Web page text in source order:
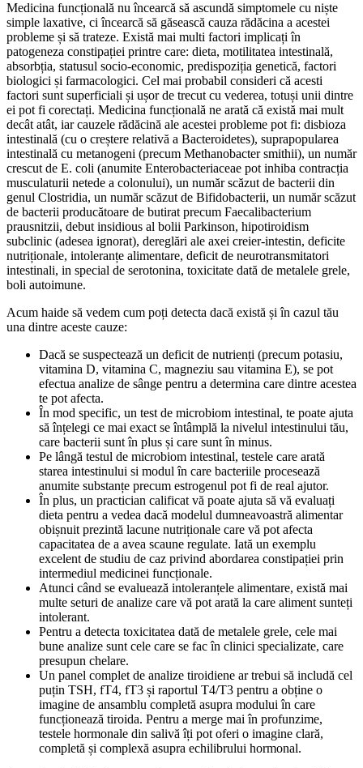
Medicina funcțională nu încearcă să ascundă simptomele cu niște
simple laxative, ci încearcă să găsească cauza rădăcina a acestei
probleme și să trateze. Există mai multi factori implicați în
patogeneza constipației printre care: dieta, motilitatea intestinală,
absorbția, statusul socio-economic, predispoziția genetică, factori
biologici și farmacologici. Cel mai probabil consideri că acesti
factori sunt superficiali și ușor de trecut cu vederea, totuși unii dintre
ei pot fi corectați. Medicina funcțională ne arată că există mai mult
decât atât, iar cauzele rădăcină ale acestei probleme pot fi: disbioza
intestinală (cu o creștere relativă a Bacteroidetes), suprapopularea
intestinală cu metanogeni (precum Methanobacter smithii), un număr
crescut de E. coli (anumite Enterobacteriaceae pot inhiba contracția
musculaturii netede a colonului), un număr scăzut de bacterii din
genul Clostridia, un număr scăzut de Bifidobacterii, un număr scăzut
de bacterii producătoare de butirat precum Faecalibacterium
prausnitzii, debut insidious al bolii Parkinson, hipotiroidism
subclinic (adesea ignorat), dereglări ale axei creier-intestin, deficite
nutriționale, intoleranțe alimentare, deficit de neurotransmitatori
intestinali, in special de serotonina, toxicitate dată de metalele grele,
boli autoimune.
Acum haide să vedem cum poți detecta dacă există și în cazul tău
una dintre aceste cauze:
Dacă se suspectează un deficit de nutrienți (precum potasiu,
vitamina D, vitamina C, magneziu sau vitamina E), se pot
efectua analize de sânge pentru a determina care dintre acestea
te pot afecta.
În mod specific, un test de microbiom intestinal, te poate ajuta
să înțelegi ce mai exact se întâmplă la nivelul intestinului tău,
care bacterii sunt în plus și care sunt în minus.
Pe lângă testul de microbiom intestinal, testele care arată
starea intestinului si modul în care bacteriile procesează
anumite substanțe precum estrogenul pot fi de real ajutor.
În plus, un practician calificat vă poate ajuta să vă evaluați
dieta pentru a vedea dacă modelul dumneavoastră alimentar
obișnuit prezintă lacune nutriționale care vă pot afecta
capacitatea de a avea scaune regulate. Iată un exemplu
excelent de studiu de caz privind abordarea constipației prin
intermediul medicinei funcționale.
Atunci când se evaluează intoleranțele alimentare, există mai
multe seturi de analize care vă pot arată la care aliment sunteți
intolerant.
Pentru a detecta toxicitatea dată de metalele grele, cele mai
bune analize sunt cele care se fac în clinici specializate, care
presupun chelare.
Un panel complet de analize tiroidiene ar trebui să includă cel
puțin TSH, fT4, fT3 și raportul T4/T3 pentru a obține o
imagine de ansamblu completă asupra modului în care
funcționează tiroida. Pentru a merge mai în profunzime,
testele hormonale din salivă îți pot oferi o imagine clară,
completă și complexă asupra echilibrului hormonal.